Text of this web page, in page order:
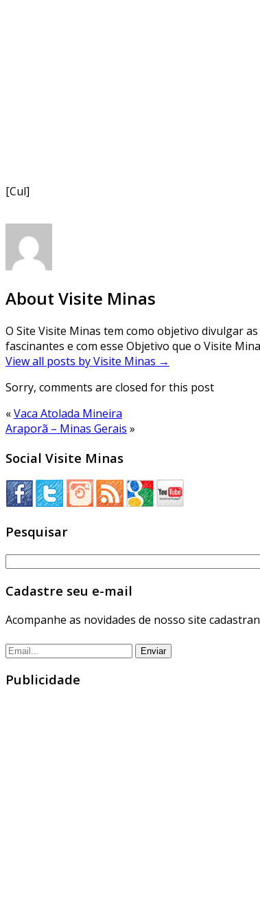
[Cul]
About Visite Minas
O Site Visite Minas tem como objetivo divulgar
fascinantes e com esse Objetivo que o Visite
View all posts by Visite Minas →
Sorry, comments are closed for this post
«Vaca Atolada Mineira
Araporã – Minas Gerais »
Social Visite Minas
Pesquisar
Cadastre seu e-mail
Acompanhe as novidades de nosso site
Publicidade